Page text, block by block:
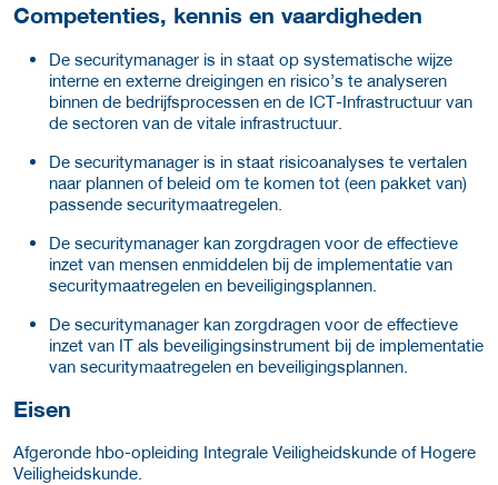
Competenties, kennis en vaardigheden
De securitymanager is in staat op systematische wijze
interne en externe dreigingen en risico’s te analyseren
binnen de bedrijfsprocessen en de ICT-Infrastructuur van
de sectoren van de vitale infrastructuur.
De securitymanager is in staat risicoanalyses te vertalen
naar plannen of beleid om te komen tot (een pakket van)
passende securitymaatregelen.
De securitymanager kan zorgdragen voor de effectieve
inzet van mensen enmiddelen bij de implementatie van
securitymaatregelen en beveiligingsplannen.
De securitymanager kan zorgdragen voor de effectieve
inzet van IT als beveiligingsinstrument bij de implementatie
van securitymaatregelen en beveiligingsplannen.
Eisen
Afgeronde hbo-opleiding Integrale Veiligheidskunde of Hogere
Veiligheidskunde.